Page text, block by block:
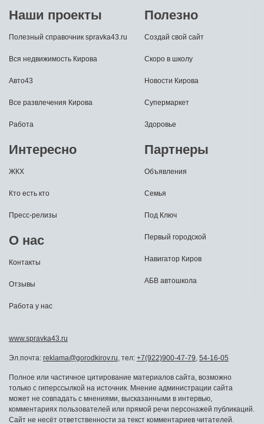
Наши проекты
Полезный справочник spravka43.ru
Вся недвижимость Кирова
Авто43
Все развлечения Кирова
Работа
Полезно
Создай свой сайт
Скоро в школу
Новости Кирова
Супермаркет
Здоровье
Интересно
ЖКХ
Кто есть кто
Пресс-релизы
О нас
Контакты
Отзывы
Работа у нас
Партнеры
Объявления
Семья
Под Ключ
Первый городской
Навигатор Киров
АБВ автошкола
www.spravka43.ru
Эл.почта: reklama@gorodkirov.ru, тел: +7(922)900-47-79, 54-16-05
Полное или частичное цитирование материалов сайта, возможно
только с гиперссылкой на источник. Мнение администрации сайта
может не совпадать с мнениями, высказанными в интервью,
комментариях пользователей или прямой речи персонажей публикаций.
Сайт не несёт ответственности за текст комментариев читателей.